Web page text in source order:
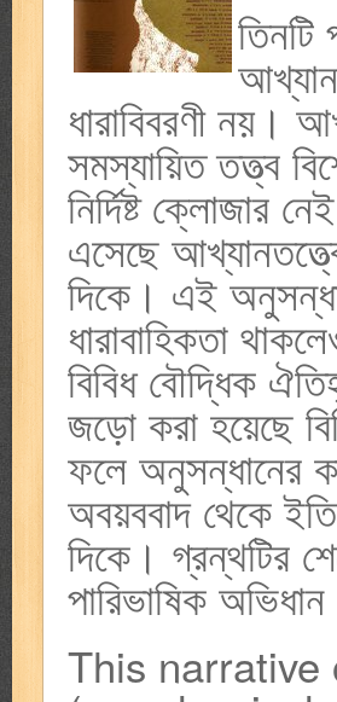
ধারাবিবরণী নয়।
সমস্যায়িত তত্ত্ব
নির্দিষ্ট ক্লোজার
এসেছে
দিকে। এই
ধারাবাহিকতা
বিবিধ বৌদ্ধিক
জড়ো করা হয়েছে
ফলে অনুসন্ধানের
অবয়ববাদ থেকে
দিকে। গ্রন্থটির
পারিভাষিক
This